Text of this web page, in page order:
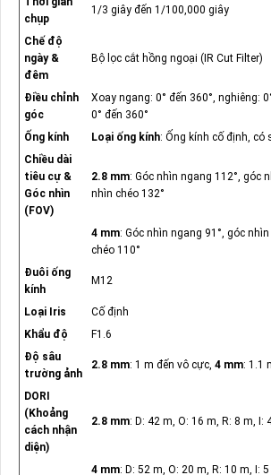
chụp
1/3 giây đến 1/100,000 giây
Chế độ
ngày &
đêm
Bộ lọc cắt hồng ngoại (IR Cut Filter)
Điều chỉnh
góc
Xoay ngang: 0° đến 360°, nghiêng:
0° đến 360°
Ống kính
Loại ống kính: Ống kính cố định, có
Chiều dài
tiêu cự &
Góc nhìn
(FOV)
2.8 mm: Góc nhìn ngang 112°, góc
nhìn chéo 132°
4 mm: Góc nhìn ngang 91°, góc
chéo 110°
Đuôi ống
kính
M12
Loại Iris
Cố định
Khẩu độ
F1.6
Độ sâu
trường ảnh
2.8 mm: 1 m đến vô cực, 4 mm: 1.1
DORI
(Khoảng
cách nhận
diện)
2.8 mm: D: 42 m, O: 16 m, R: 8 m, I:
4 mm: D: 52 m, O: 20 m, R: 10 m, I: